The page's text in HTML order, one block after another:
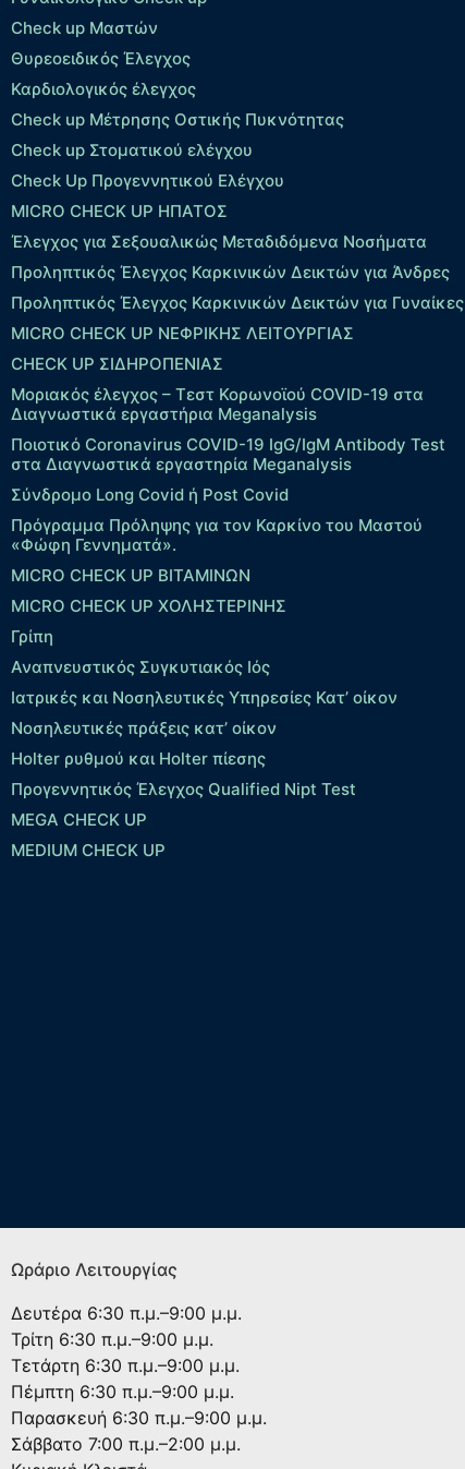
Check up Μαστών
Θυρεοειδικός Έλεγχος
Καρδιολογικός έλεγχος
Check up Mέτρησης Οστικής Πυκνότητας
Check up Στοματικού ελέγχου
Check Up Προγεννητικού Ελέγχου
MICRO CHECK UP HΠΑΤΟΣ
Έλεγχος για Σεξουαλικώς Μεταδιδόμενα Νοσήματα
Προληπτικός Έλεγχος Καρκινικών Δεικτών για Άνδρες
Προληπτικός Έλεγχος Καρκινικών Δεικτών για Γυναίκες
MICRO CHECK UP ΝΕΦΡΙΚΗΣ ΛΕΙΤΟΥΡΓΙΑΣ
CHECK UP ΣΙΔΗΡΟΠΕΝΙΑΣ
Μοριακός έλεγχος – Τεστ Κορωνοϊού COVID-19 στα
Διαγνωστικά εργαστήρια Meganalysis
Ποιοτικό Coronavirus COVID-19 IgG/IgM Antibody Test
στα Διαγνωστικά εργαστηρία Meganalysis
Σύνδρομο Long Covid ή Post Covid
Πρόγραμμα Πρόληψης για τον Καρκίνο του Μαστού
«Φώφη Γεννηματά».
MICRO CHECK UP ΒΙΤΑΜΙΝΩΝ
MICRO CHECK UP ΧΟΛΗΣΤΕΡΙΝΗΣ
Γρίπη
Αναπνευστικός Συγκυτιακός Ιός
Ιατρικές και Νοσηλευτικές Υπηρεσίες Κατ’ οίκον
Νοσηλευτικές πράξεις κατ’ οίκον
Holter ρυθμού και Holter πίεσης
Προγεννητικός Έλεγχος Qualified Nipt Test
MEGA CHECK UP
MEDIUM CHECK UP
Ωράριο Λειτουργίας
Δευτέρα 6:30 π.μ.–9:00 μ.μ.
Τρίτη 6:30 π.μ.–9:00 μ.μ.
Τετάρτη 6:30 π.μ.–9:00 μ.μ.
Πέμπτη 6:30 π.μ.–9:00 μ.μ.
Παρασκευή 6:30 π.μ.–9:00 μ.μ.
Σάββατο 7:00 π.μ.–2:00 μ.μ.